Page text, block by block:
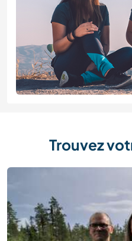
Trouvez